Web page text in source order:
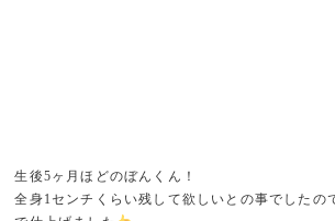
生後5ヶ月ほどのぼんくん！
全身1センチくらい残して欲しいとの事でしたの